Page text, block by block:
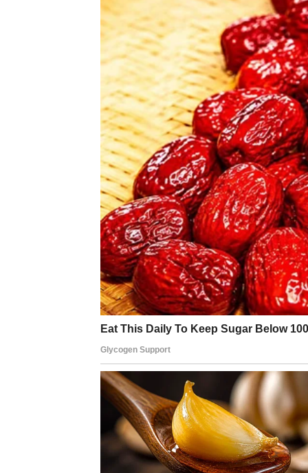
Bogdan Srejović utehu nalazi u manastiru,
krenuo u posjetu poštovanoj Pećkoj Patrijaršiji.
U obilasku srpskih svetinja često mu se
puta isticala značaj njihove veze.
“Gubljenje vremena nije moja namjera kada
poželim ispunjenje majčinstva i uloge
priliku da kažem da i nađem sreću u toj